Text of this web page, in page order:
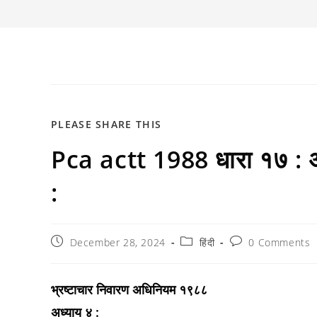
PLEASE SHARE THIS
THIS
Pca actt 1988 धारा १७ :
:
PostDecember 28, 2024
Postहिंदी
Post0 Comments
भ्रष्टाचार निवारण अधिनियम १९८८
अध्याय ४ :